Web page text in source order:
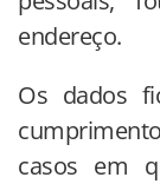
endereço.
Os dados
casos em